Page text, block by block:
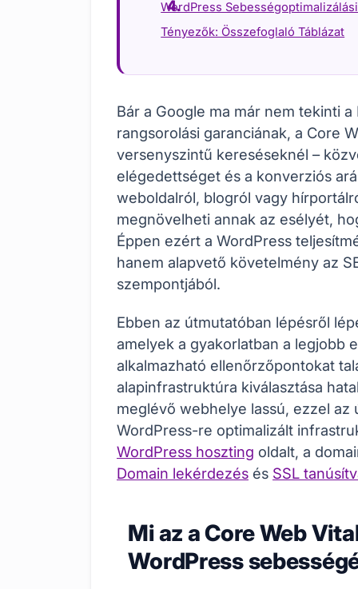
WordPress Sebességoptimalizálási
Tényezők: Összefoglaló Táblázat
Bár a Google ma már nem tekinti
rangsorolási garanciának, a Core
versenyszintű kereséseknél –
elégedettséget és a konverziós
weboldalról, blogról vagy
megnövelheti annak az esélyét,
Éppen ezért a WordPress
hanem alapvető követelmény az
szempontjából.
Ebben az útmutatóban lépésről
amelyek a gyakorlatban a legjobb
alkalmazható ellenőrzőpontokat
alapinfrastruktúra kiválasztása
meglévő webhelye lassú, ezzel
WordPress-re optimalizált
WordPress hoszting oldalt, a
Domain lekérdezés és SSL
Mi az a Core Web
WordPress